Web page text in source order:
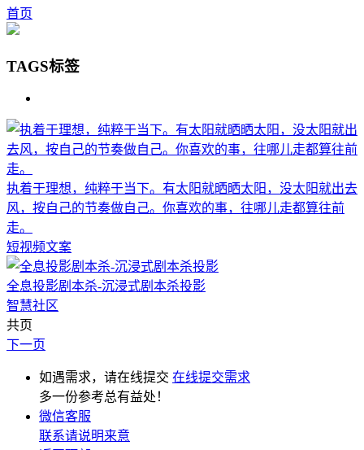
首页
TAGS标签
执着于理想，纯粹于当下。有太阳就晒晒太阳，没太阳就出去
风，按自己的节奏做自己。你喜欢的事，往哪儿走都算往前
走。
短视频文案
全息投影剧本杀-沉浸式剧本杀投影
智慧社区
共页
下一页
如遇需求，请在线提交 在线提交需求
多一份参考总有益处！
微信客服
联系请说明来意